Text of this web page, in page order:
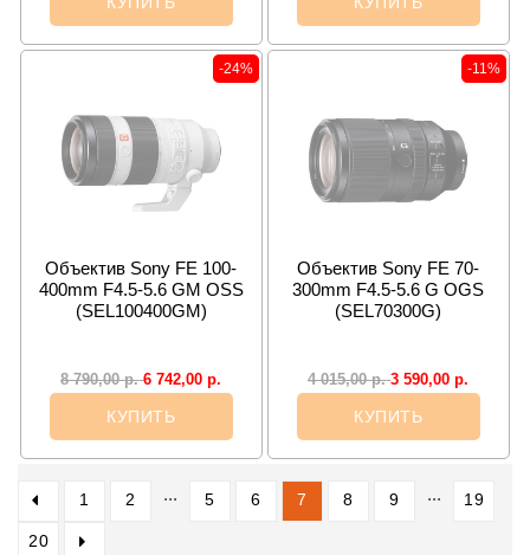
-24%
Объектив Sony FE 100-
400mm F4.5-5.6 GM OSS
(SEL100400GM)
8 790,00р. 6 742,00р.
КУПИТЬ
-11%
Объектив Sony FE 70-
300mm F4.5-5.6 G OGS
(SEL70300G)
4 015,00р. 3 590,00р.
КУПИТЬ
1 2 ... 5 6 7 8 9 ... 19
20